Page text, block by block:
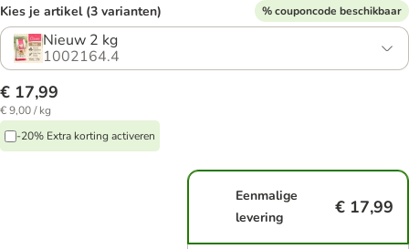
Kies je artikel (3 varianten) % couponcode beschikbaar
Nieuw 2 kg
1002164.4
€ 17,99
€ 9,00 / kg
-20% Extra korting activeren
Eenmalige
levering
€ 17,99